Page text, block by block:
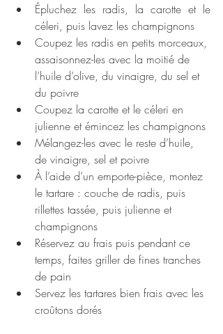
Épluchez les radis, la carotte et le
céleri, puis lavez les champignons
Coupez les radis en petits morceaux,
assaisonnez-les avec la moitié de
l’huile d’olive, du vinaigre, du sel et
du poivre
Coupez la carotte et le céleri en
julienne et émincez les champignons
Mélangez-les avec le reste d’huile,
de vinaigre, sel et poivre
À l’aide d’un emporte-pièce, montez
le tartare : couche de radis, puis
rillettes tassée, puis julienne et
champignons
Réservez au frais puis pendant ce
temps, faites griller de fines tranches
de pain
Servez les tartares bien frais avec les
croûtons dorés